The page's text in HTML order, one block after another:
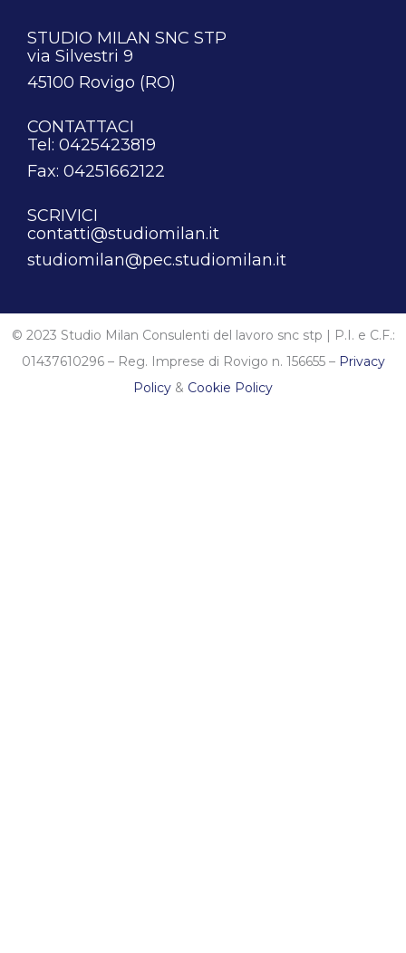
STUDIO MILAN SNC STP
via Silvestri 9
45100 Rovigo (RO)
CONTATTACI
Tel: 0425423819
Fax: 04251662122
SCRIVICI
contatti@studiomilan.it
studiomilan@pec.studiomilan.it
© 2023 Studio Milan Consulenti del lavoro snc stp | P.I. e C.F.:
01437610296 – Reg. Imprese di Rovigo n. 156655 – Privacy
Policy & Cookie Policy